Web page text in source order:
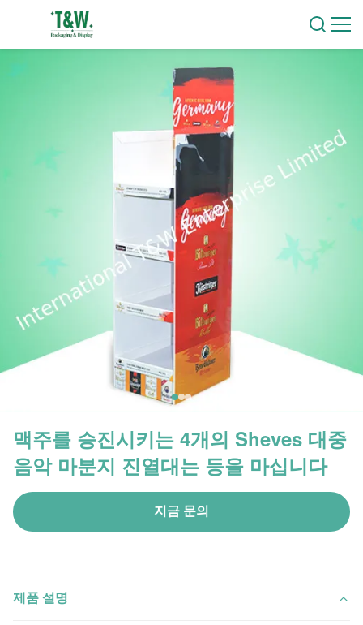
맥주를 승진시키는 4개의 Sheves 대중
음악 마분지 진열대는 등을 마십니다
지금 문의
제품 설명